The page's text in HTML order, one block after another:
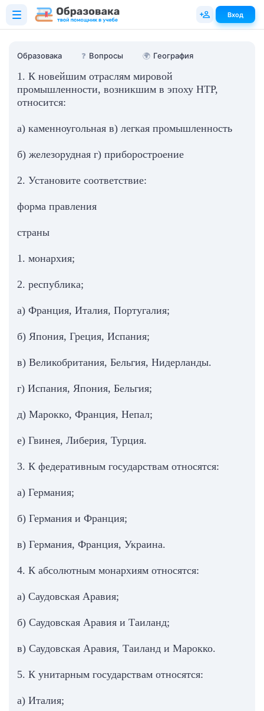
Образовака ❓ Вопросы 🌍 География
1. К новейшим отраслям мировой
промышленности, возникшим в эпоху НТР,
относится:
а) каменноугольная в) легкая промышленность
б) железорудная г) приборостроение
2. Установите соответствие:
форма правления
страны
1. монархия;
2. республика;
а) Франция, Италия, Португалия;
б) Япония, Греция, Испания;
в) Великобритания, Бельгия, Нидерланды.
г) Испания, Япония, Бельгия;
д) Марокко, Франция, Непал;
е) Гвинея, Либерия, Турция.
3. К федеративным государствам относятся:
а) Германия;
б) Германия и Франция;
в) Германия, Франция, Украина.
4. К абсолютным монархиям относятся:
а) Саудовская Аравия;
б) Саудовская Аравия и Таиланд;
в) Саудовская Аравия, Таиланд и Марокко.
5. К унитарным государствам относятся:
а) Италия;
Вход